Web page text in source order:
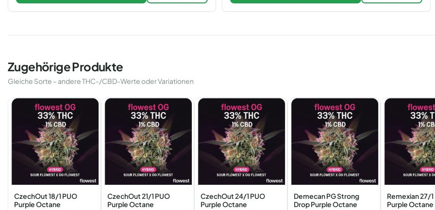
Zugehörige Produkte
Gleiche Sorte – andere THC-/CBD-Werte oder Variationen
CzechOut 18/1 PUO
Purple Octane
CzechOut 21/1 PUO
Purple Octane
CzechOut 24/1 PUO
Purple Octane
Demecan PG Strong
Drop Purple Octane
Remexian 27/1
Purple Octane